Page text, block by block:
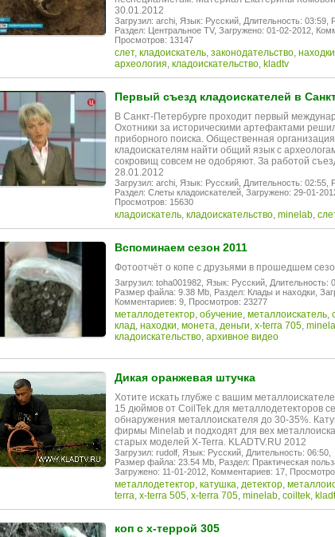
30.01.2012
Загрузил: archi, Язык: Русский, Длительность: 03:59,
Раздел: Центральное TV, Загружено: 01-02-2012,
Просмотров: 13147
слет, кладоискатель, законодательство, находки
археология, кладоискательство, kladtv
Первый съезд кладоискателей в
В Санкт-Петербурге проходит первый
Охотники за историческими артефактами
приборного поиска. Общественная
кладоискателям найти общий язык с
сокровищ совсем не одобряют. За работой
28.01.2012
Загрузил: archi, Язык: Русский, Длительность: 02:55,
Раздел: Слеты кладоискателей, Загружено: 29-01-
Просмотров: 15630
кладоискатель, кладоискательство, minelab,
Вспоминаем сезон 2011
Фотоотчёт о копе с друзьями в прошедшем
Загрузил: toha001982, Язык: Русский, Длительность:
Размер файла: 9.38 Mb, Раздел: Клады и находки,
Комментариев: 9, Просмотров: 23277
металлодетектор, обучение, металлоискатель,
клад, находки, монета, деньги, x-terra 705,
кладоискательство, архивное видео
Дикая оранжевая штучка
Хотите искать глубже с вашим
15 дюймов от CoilTek для металлодетекторов
обнаружения металлоискателя до 30-35%.
фирмы Minelab и подходят для вех
старых моделей X-Terra. KLADTV.RU 2012
Загрузил: rudolf, Язык: Русский, Длительность: 06:50,
Размер файла: 23.54 Mb, Раздел: Практическая
Загружено: 11-01-2012, Комментариев: 17,
металлодетектор, катушка, детектор,
terra, x-terra 505, x-terra 705, minelab, coiltek,
коп с х-террой 305